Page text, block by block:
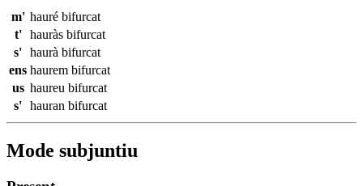
m' hauré bifurcat
t'
hauràs bifurcat
s' haurà bifurcat
ens haurem bifurcat
us haureu bifurcat
s' hauran bifurcat
Mode subjuntiu